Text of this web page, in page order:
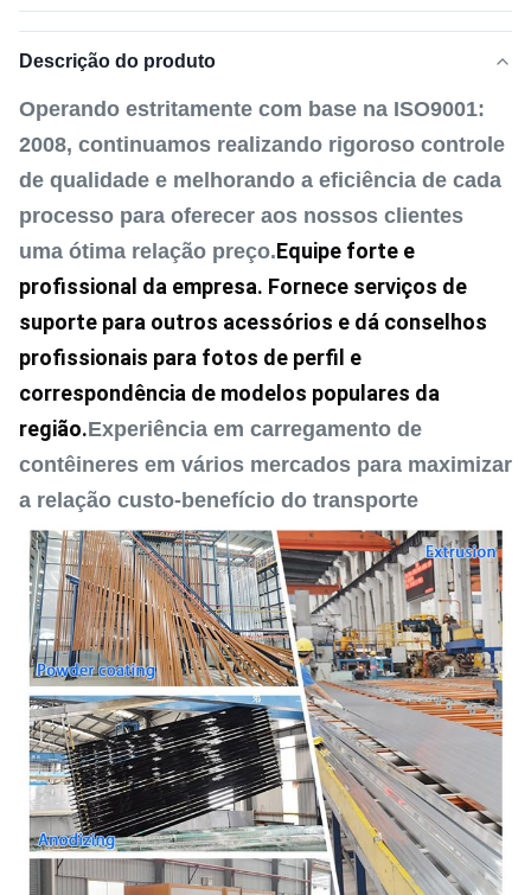
Descrição do produto
Operando estritamente com base na ISO9001:
2008, continuamos realizando rigoroso controle
de qualidade e melhorando a eficiência de cada
processo para oferecer aos nossos clientes
uma ótima relação preço.Equipe forte e
profissional da empresa. Fornece serviços de
suporte para outros acessórios e dá conselhos
profissionais para fotos de perfil e
correspondência de modelos populares da
região.Experiência em carregamento de
contêineres em vários mercados para maximizar
a relação custo-benefício do transporte